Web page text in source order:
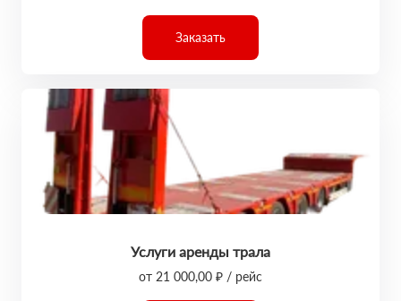
Заказать
Услуги аренды трала
от 21 000,00 ₽ / рейс